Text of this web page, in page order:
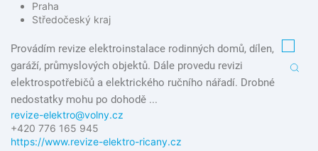
Praha
Středočeský kraj
Provádím revize elektroinstalace rodinných domů, dílen,
garáží, průmyslových objektů. Dále provedu revizi
elektrospotřebičů a elektrického ručního nářadí. Drobné
nedostatky mohu po dohodě ...
revize-elektro@volny.cz
+420 776 165 945
https://www.revize-elektro-ricany.cz